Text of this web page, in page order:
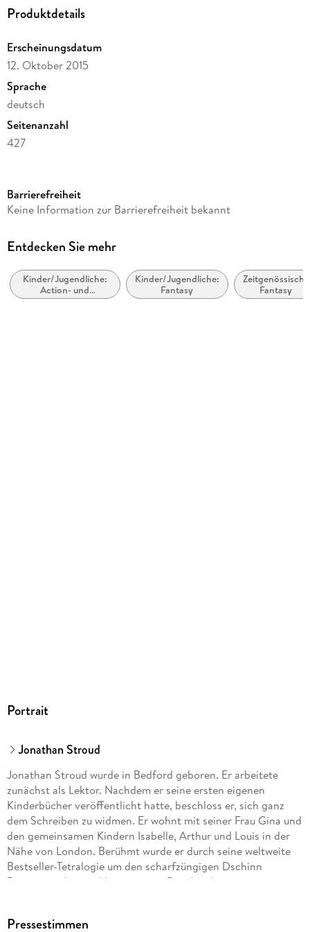
23450)
Produktdetails
Erscheinungsdatum
12. Oktober 2015
Sprache
deutsch
Seitenanzahl
427
Reihe
Autor/Autorin
Übersetzung
Katharina Orgaß, Gerald Jung
Barrierefreiheit
Keine Information zur Barrierefreiheit bekannt
Entdecken Sie mehr
Kinder/Jugendliche:
Action- und
Abenteuergeschichten
Kinder/Jugendliche:
Fantasy
Zeitgenössische
Fantasy
Portrait
Jonathan Stroud
Jonathan Stroud wurde in Bedford geboren. Er arbeitete
zunächst als Lektor. Nachdem er seine ersten eigenen
Kinderbücher veröffentlicht hatte, beschloss er, sich ganz
dem Schreiben zu widmen. Er wohnt mit seiner Frau Gina und
den gemeinsamen Kindern Isabelle, Arthur und Louis in der
Nähe von London. Berühmt wurde er durch seine weltweite
Bestseller-Tetralogie um den scharfzüngigen Dschinn
Bartimäus, dessen Abenteuer in »Das Amulett von
Pressestimmen